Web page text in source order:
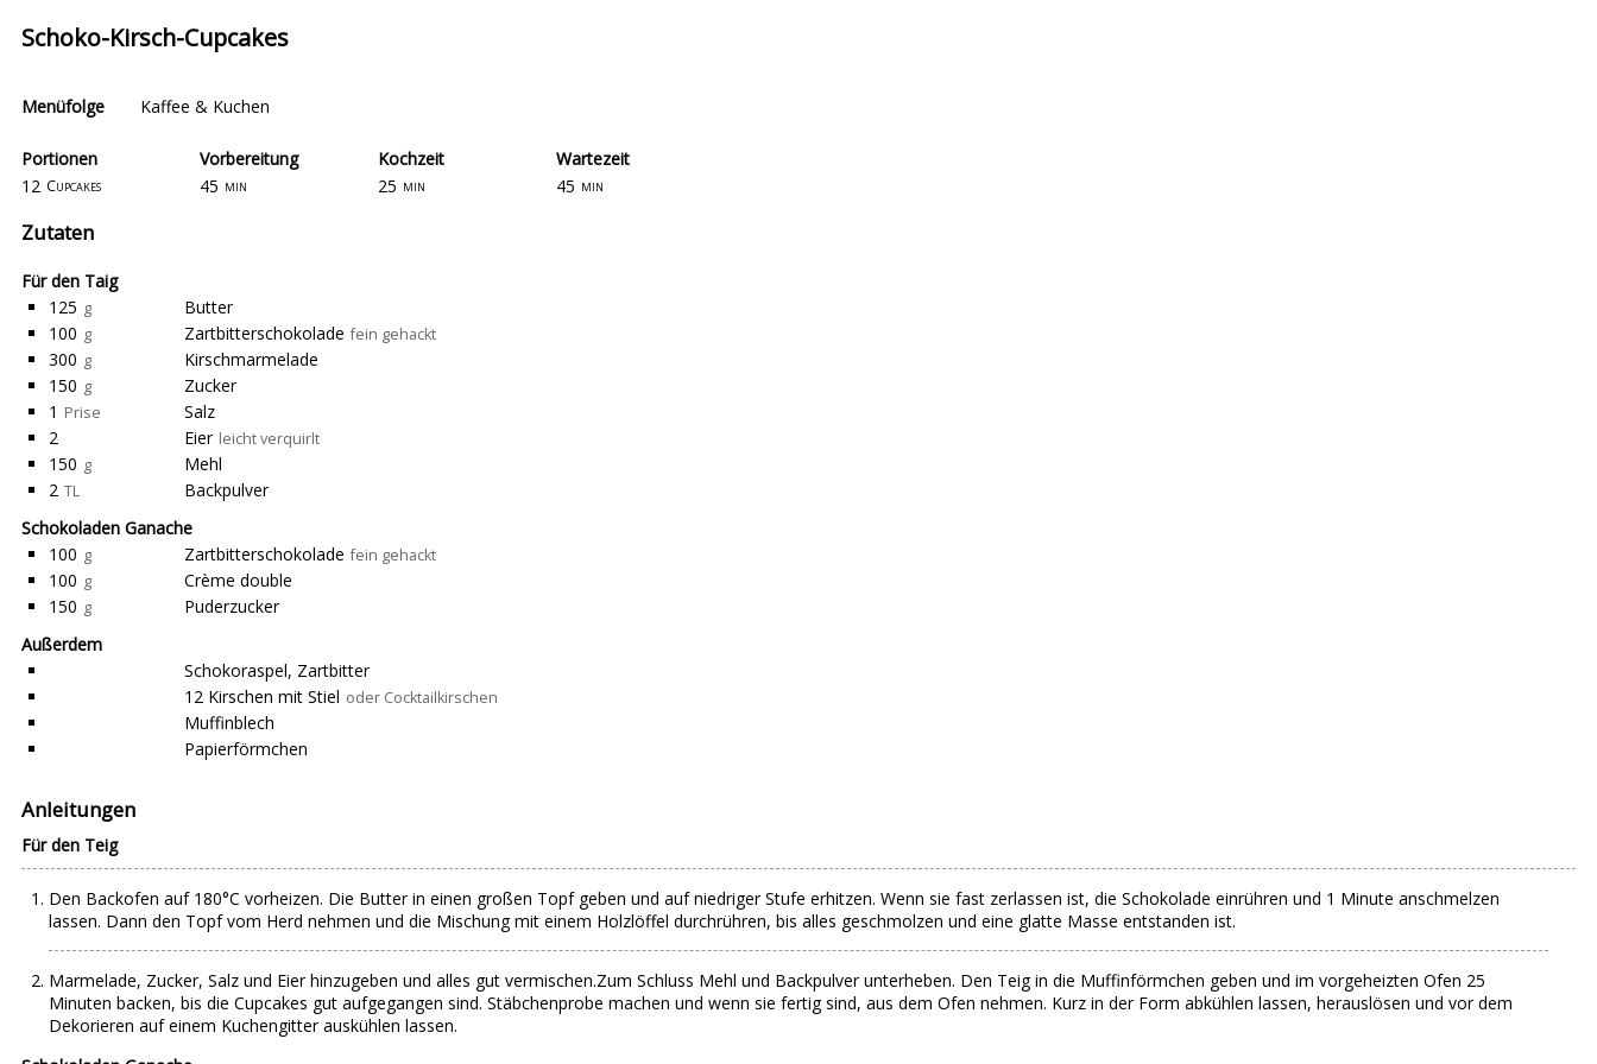
Schoko-Kirsch-Cupcakes
Menüfolge Kaffee & Kuchen
Portionen
Vorbereitung
12 Cupcakes 45 min
Kochzeit
Wartezeit
25 min 45 min
Zutaten
Für den Taig
125 g
Butter
100 g Zartbitterschokolade fein gehackt
300 g
Kirschmarmelade
150 g
Zucker
1 Prise
Salz
2
Eier leicht verquirlt
150 g
Mehl
2 TL
Backpulver
Schokoladen Ganache
100 g Zartbitterschokolade fein gehackt
100 g
Crème double
150 g
Puderzucker
Außerdem
Schokoraspel, Zartbitter
12 Kirschen mit Stiel oder Cocktailkirschen
Muffinblech
Papierförmchen
Anleitungen
Für den Teig
Den Backofen auf 180°C vorheizen. Die Butter in einen großen Topf geben und auf niedriger Stufe erhitzen. Wenn sie fast zerlassen ist, die Schokolade einrühren und 1 Minute anschmelzen
lassen. Dann den Topf vom Herd nehmen und die Mischung mit einem Holzlöffel durchrühren, bis alles geschmolzen und eine glatte Masse entstanden ist.
Marmelade, Zucker, Salz und Eier hinzugeben und alles gut vermischen.Zum Schluss Mehl und Backpulver unterheben. Den Teig in die Muffinförmchen geben und im vorgeheizten Ofen 25
Minuten backen, bis die Cupcakes gut aufgegangen sind. Stäbchenprobe machen und wenn sie fertig sind, aus dem Ofen nehmen. Kurz in der Form abkühlen lassen, herauslösen und vor dem
Dekorieren auf einem Kuchengitter auskühlen lassen.